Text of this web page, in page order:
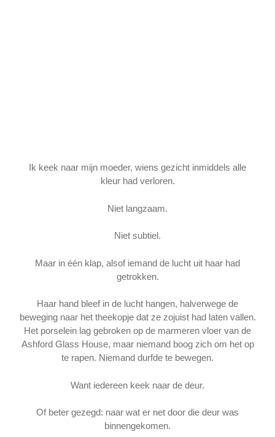
Ik keek naar mijn moeder, wiens gezicht inmiddels alle
kleur had verloren.
Niet langzaam.
Niet subtiel.
Maar in één klap, alsof iemand de lucht uit haar had
getrokken.
Haar hand bleef in de lucht hangen, halverwege de
beweging naar het theekopje dat ze zojuist had laten vallen.
Het porselein lag gebroken op de marmeren vloer van de
Ashford Glass House, maar niemand boog zich om het op
te rapen. Niemand durfde te bewegen.
Want iedereen keek naar de deur.
Of beter gezegd: naar wat er net door die deur was
binnengekomen.